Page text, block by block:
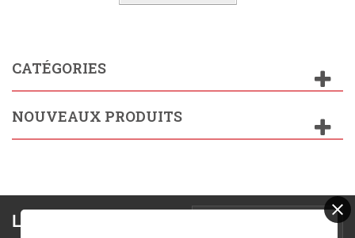
CATÉGORIES
NOUVEAUX PRODUITS
Lettre d'informations